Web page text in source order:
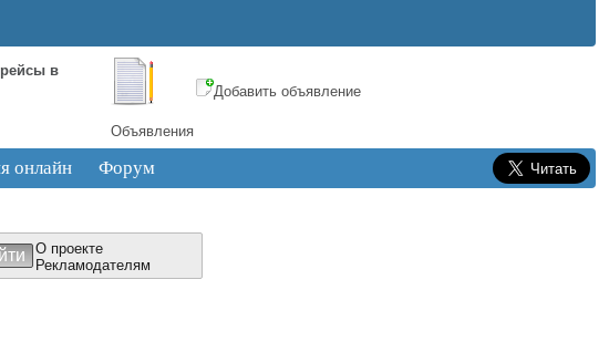
в
Объявления
Добавить объявление
онлайн Форум
О проекте
Рекламодателям